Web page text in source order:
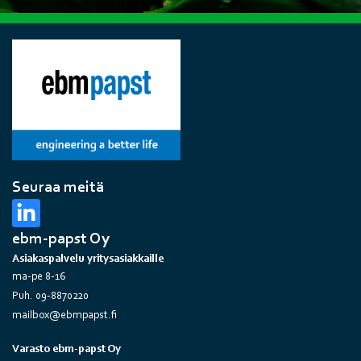
Seuraa meitä
ebm-papst Oy
Asiakaspalvelu yritysasiakkaille
ma-pe 8-16
Puh. 09-8870220
mailbox@ebmpapst.fi
Varasto ebm-papst Oy